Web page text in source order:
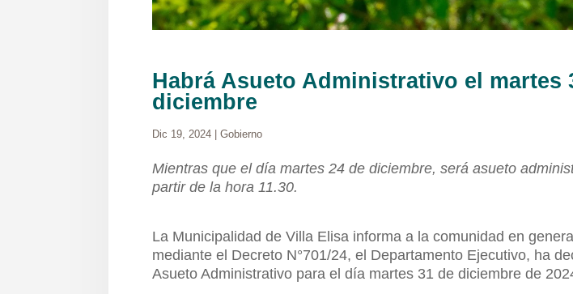
Habrá Asueto Administrativo el martes
diciembre
Dic 19, 2024 |Gobierno
Mientras que el día martes 24 de diciembre, será asueto
partir de la hora 11.30.
La Municipalidad de Villa Elisa informa a la comunidad en
mediante el Decreto N°701/24, el Departamento Ejecutivo, ha
Asueto Administrativo para el día martes 31 de diciembre de